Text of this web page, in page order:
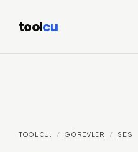
toolcu
TOOLCU. / GÖREVLER / SES